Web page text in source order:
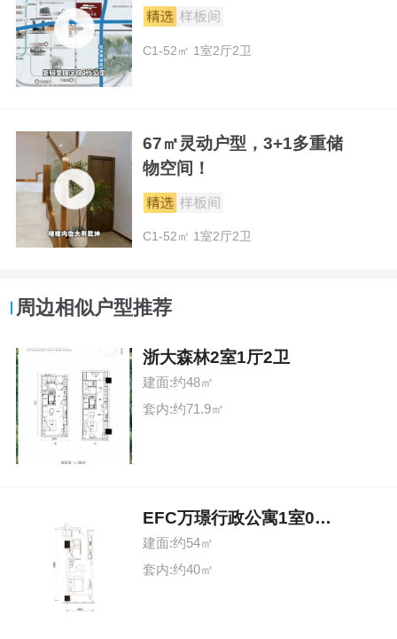
C1-52㎡ 1室2厅2卫
67㎡灵动户型，3+1多重储
物空间！
C1-52㎡ 1室2厅2卫
周边相似户型推荐
浙大森林2室1厅2卫
建面:约48㎡
套内:约71.9㎡
EFC万璟行政公寓1室0厅1卫
建面:约54㎡
套内:约40㎡